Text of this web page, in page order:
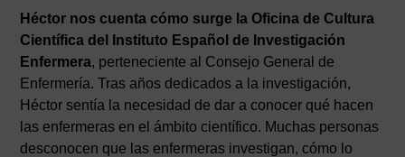
Héctor nos cuenta cómo surge la Oficina de Cultura
Científica del Instituto Español de Investigación
Enfermera, perteneciente al Consejo General de
Enfermería. Tras años dedicados a la investigación,
Héctor sentía la necesidad de dar a conocer qué hacen
las enfermeras en el ámbito científico. Muchas personas
desconocen que las enfermeras investigan, cómo lo